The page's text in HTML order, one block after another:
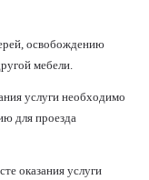
освобождению
мебели.
услуги необходимо
для проезда
оказания услуги